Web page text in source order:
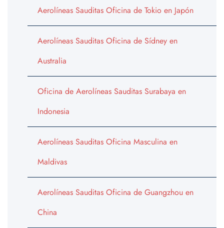
Aerolíneas Sauditas Oficina de Tokio en Japón
Aerolíneas Sauditas Oficina de Sídney en
Australia
Oficina de Aerolíneas Sauditas Surabaya en
Indonesia
Aerolíneas Sauditas Oficina Masculina en
Maldivas
Aerolíneas Sauditas Oficina de Guangzhou en
China